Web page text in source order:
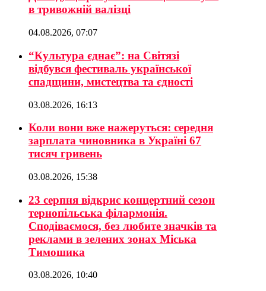
в тривожній валізці
04.08.2026, 07:07
“Культура єднає”: на Світязі
відбувся фестиваль української
спадщини, мистецтва та єдності
03.08.2026, 16:13
Коли вони вже нажеруться: середня
зарплата чиновника в Україні 67
тисяч гривень
03.08.2026, 15:38
23 серпня відкриє концертний сезон
тернопільська філармонія.
Сподіваємося, без любите значків та
реклами в зелених зонах Міська
Тимошика
03.08.2026, 10:40